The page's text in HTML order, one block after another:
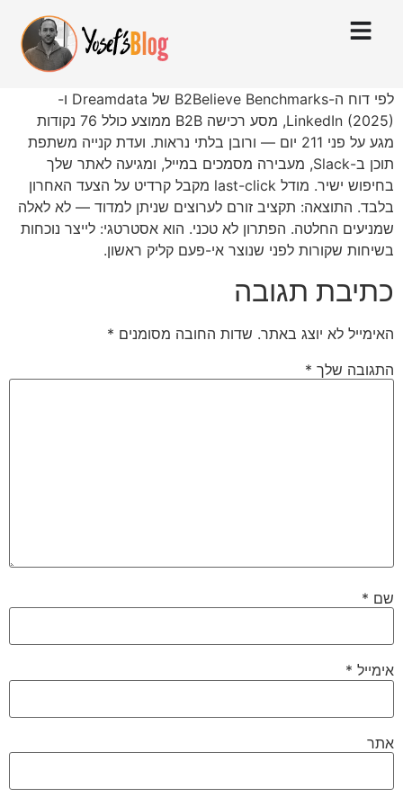
לפי דוח ה-B2Believe Benchmarks של Dreamdata ו-
LinkedIn (2025), מסע רכישה B2B ממוצע כולל 76 נקודות
מגע על פני 211 יום — ורובן בלתי נראות. ועדת קנייה משתפת
תוכן ב-Slack, מעבירה מסמכים במייל, ומגיעה לאתר שלך
בחיפוש ישיר. מודל last-click מקבל קרדיט על הצעד האחרון
בלבד. התוצאה: תקציב זורם לערוצים שניתן למדוד — לא לאלה
שמניעים החלטה. הפתרון לא טכני. הוא אסטרטגי: לייצר נוכחות
בשיחות שקורות לפני שנוצר אי-פעם קליק ראשון.
כתיבת תגובה
האימייל לא יוצג באתר. שדות החובה מסומנים *
התגובה שלך *
שם *
אימייל *
אתר